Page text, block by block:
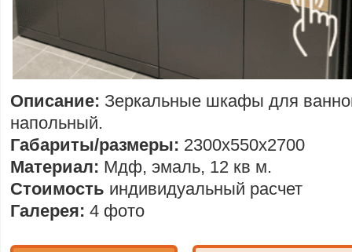
Описание: Зеркальные шкафы для
напольный.
Габариты/размеры: 2300х550х2700
Материал: Мдф, эмаль, 12 кв м.
Стоимость индивидуальный расчет
Галерея:4 фото